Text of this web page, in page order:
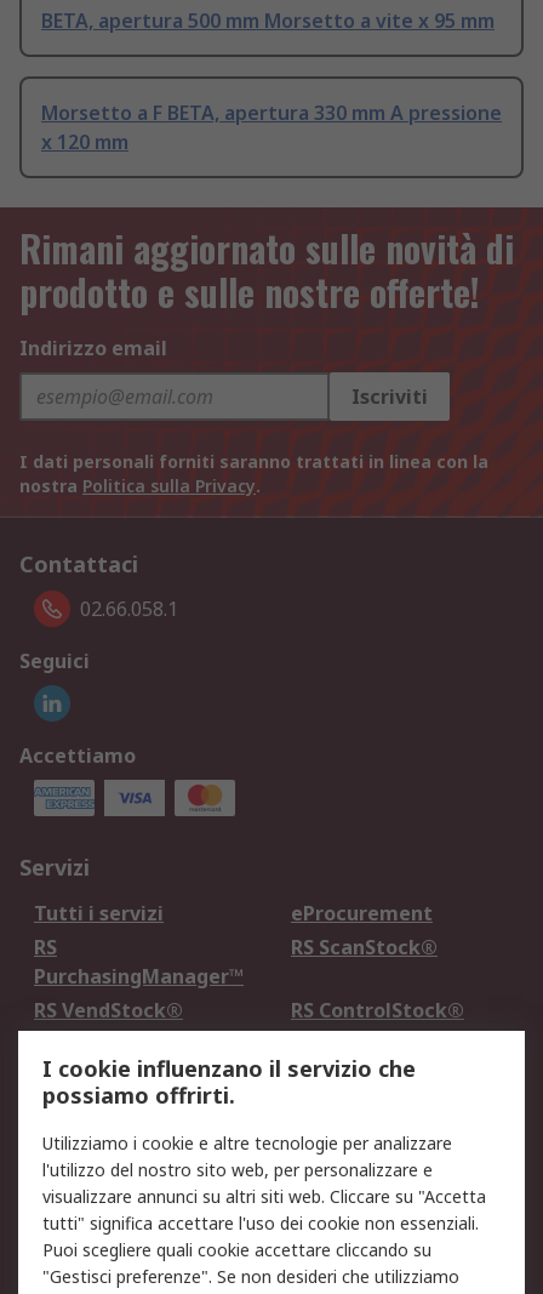
BETA, apertura 500 mm Morsetto a vite x 95 mm
Morsetto a F BETA, apertura 330 mm A pressione
x 120 mm
Rimani aggiornato sulle novità di
prodotto e sulle nostre offerte!
Indirizzo email
Iscriviti
I dati personali forniti saranno trattati in linea con la
nostra Politica sulla Privacy.
Contattaci
02.66.058.1
Seguici
Accettiamo
Servizi
Tutti i servizi
eProcurement
RS
PurchasingManager™
RS ScanStock®
RS VendStock®
RS ControlStock®
Legale
Informativa Cookie
Informativa Privacy -
Aggiornata
Email Security
Termini d'uso
Condizioni di vendita
Condizioni generali di
servizio
I cookie influenzano il servizio che
possiamo offrirti.
Utilizziamo i cookie e altre tecnologie per analizzare
l'utilizzo del nostro sito web, per personalizzare e
visualizzare annunci su altri siti web. Cliccare su "Accetta
tutti" significa accettare l'uso dei cookie non essenziali.
Puoi scegliere quali cookie accettare cliccando su
"Gestisci preferenze". Se non desideri che utilizziamo